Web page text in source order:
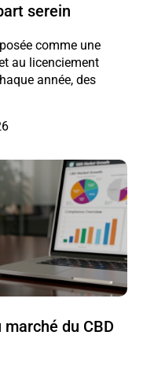
serein
comme une
au licenciement
année, des
du CBD